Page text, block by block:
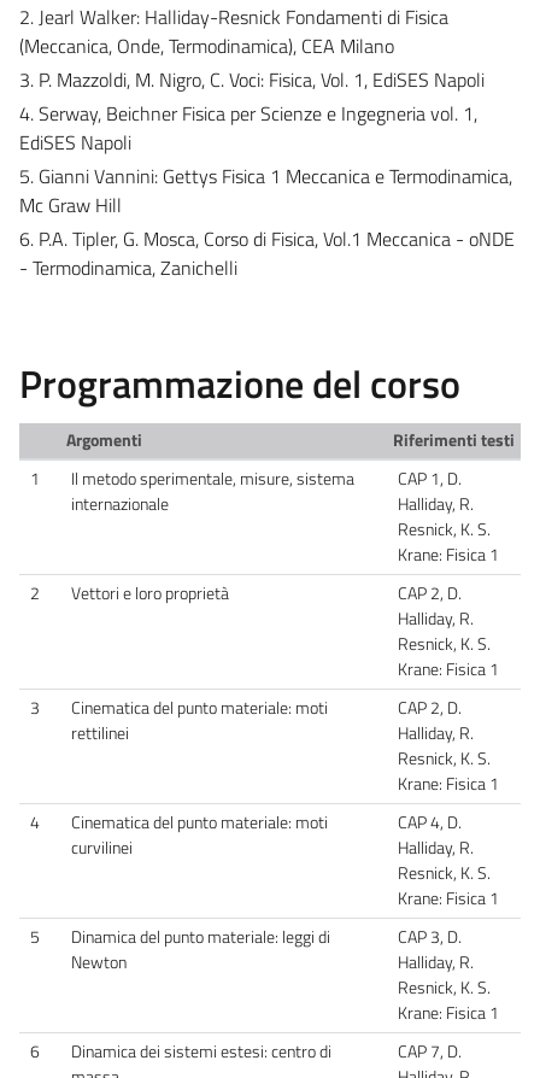
2. Jearl Walker: Halliday-Resnick Fondamenti di Fisica
(Meccanica, Onde, Termodinamica), CEA Milano
3. P. Mazzoldi, M. Nigro, C. Voci: Fisica, Vol. 1, EdiSES Napoli
4. Serway, Beichner Fisica per Scienze e Ingegneria vol. 1,
EdiSES Napoli
5. Gianni Vannini: Gettys Fisica 1 Meccanica e Termodinamica,
Mc Graw Hill
6. P.A. Tipler, G. Mosca, Corso di Fisica, Vol.1 Meccanica - oNDE
- Termodinamica, Zanichelli
Programmazione del corso
Argomenti
Riferimenti testi
1
Il metodo sperimentale, misure, sistema
internazionale
CAP 1, D.
Halliday, R.
Resnick, K. S.
Krane: Fisica 1
2
Vettori e loro proprietà
CAP 2, D.
Halliday, R.
Resnick, K. S.
Krane: Fisica 1
3
Cinematica del punto materiale: moti
rettilinei
CAP 2, D.
Halliday, R.
Resnick, K. S.
Krane: Fisica 1
4
Cinematica del punto materiale: moti
curvilinei
CAP 4, D.
Halliday, R.
Resnick, K. S.
Krane: Fisica 1
5
Dinamica del punto materiale: leggi di
Newton
CAP 3, D.
Halliday, R.
Resnick, K. S.
Krane: Fisica 1
6
Dinamica dei sistemi estesi: centro di
CAP 7, D.